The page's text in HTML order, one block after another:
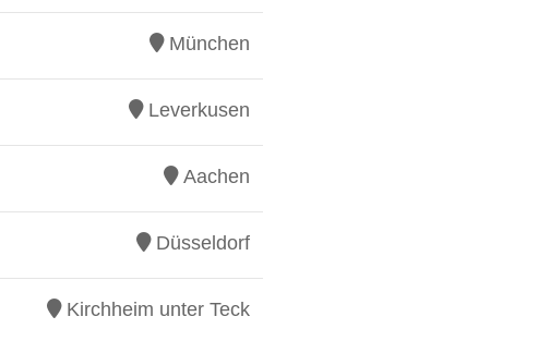
München
Leverkusen
Aachen
Düsseldorf
Kirchheim unter Teck